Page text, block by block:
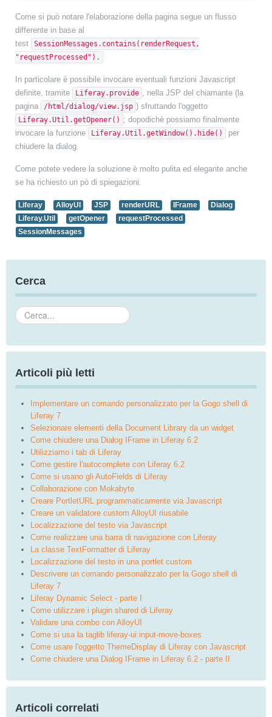
Come si può notare l'elaborazione della pagina segue un flusso
differente in base al
test
SessionMessages.contains(renderRequest,
"requestProcessed").
In particolare è possibile invocare eventuali funzioni Javascript
definite, tramite
Liferay.provide , nella JSP del chiamante (la
pagina
/html/dialog/view.jsp ) sfruttando l'oggetto
Liferay.Util.getOpener() ; dopodichè possiamo finalmente
invocare la funzione
Liferay.Util.getWindow().hide()
per
chiudere la dialog.
Come potete vedere la soluzione è molto pulita ed elegante anche
se ha richiesto un pò di spiegazioni.
Liferay AlloyUI JSP renderURL IFrame
Dialog
Liferay.Util
getOpener
requestProcessed
SessionMessages
Cerca
Cerca...
Articoli più letti
Implementare un comando personalizzato per la Gogo shell di
Liferay 7
Selezionare elementi della Document Library da un widget
Come chiudere una Dialog IFrame in Liferay 6.2
Utilizziamo i tab di Liferay
Come gestire l'autocomplete con Liferay 6.2
Come si usano gli AutoFields di Liferay
Collaborazione con Mokabyte
Creare PortletURL programmaticamente via Javascript
Creare un validatore custom AlloyUI riusabile
Localizzazione del testo via Javascript
Come realizzare una barra di navigazione con Liferay
La classe TextFormatter di Liferay
Localizzazione del testo in una portlet custom
Descrivere un comando personalizzato per la Gogo shell di
Liferay 7
Liferay Dynamic Select - parte I
Come utilizzare i plugin shared di Liferay
Validare una combo con AlloyUI
Come si usa la taglib liferay-ui:input-move-boxes
Come usare l'oggetto ThemeDisplay di Liferay con Javascript
Come chiudere una Dialog IFrame in Liferay 6.2 - parte II
Articoli correlati